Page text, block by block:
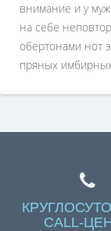
внимание и у
на себе
обертонами нот
пряных
CALL-